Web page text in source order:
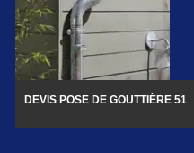
DEVIS POSE DE GOUTTIÈRE 51